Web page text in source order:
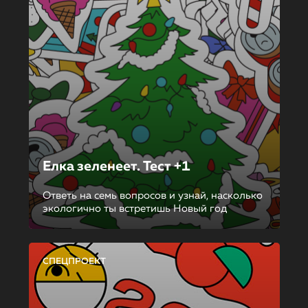
Елка зеленеет. Тест +1
Ответь на семь вопросов и узнай, насколько
экологично ты встретишь Новый год
СПЕЦПРОЕКТ